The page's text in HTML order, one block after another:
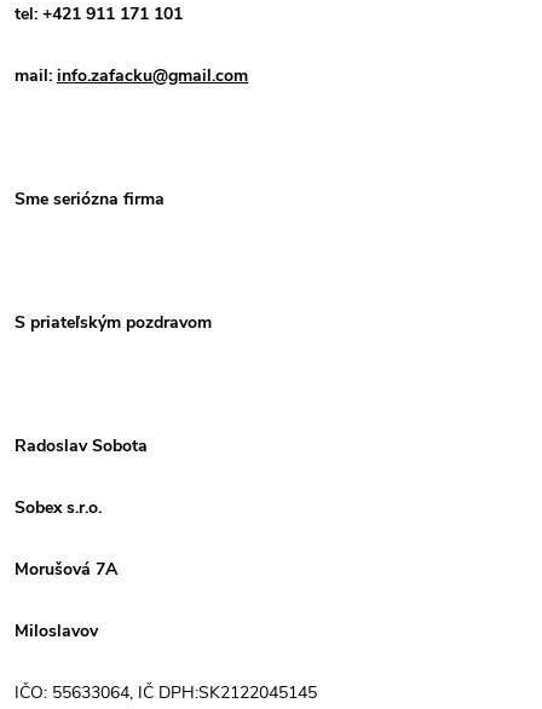
tel: +421 911 171 101
mail: info.zafacku@gmail.com
Sme seriózna firma
S priateľským pozdravom
Radoslav Sobota
Sobex s.r.o.
Morušová 7A
Miloslavov
IČO: 55633064, IČ DPH:SK2122045145